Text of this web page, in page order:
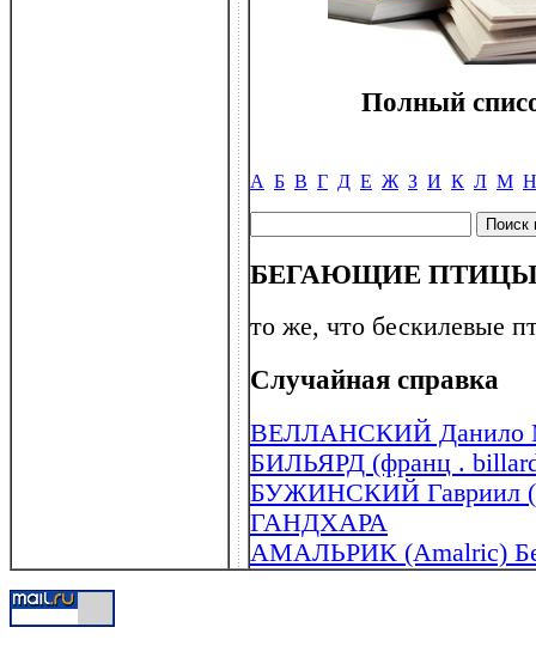
Полный
А Б В Г Д Е Ж З И К Л М Н
БЕГАЮЩИЕ
то же, что бескилевые
Случайная справка
ВЕЛЛАНСКИЙ Данило
БИЛЬЯРД (франц .
БУЖИНСКИЙ Гавриил
ГАНДХАРА
АМАЛЬРИК (Amalric)